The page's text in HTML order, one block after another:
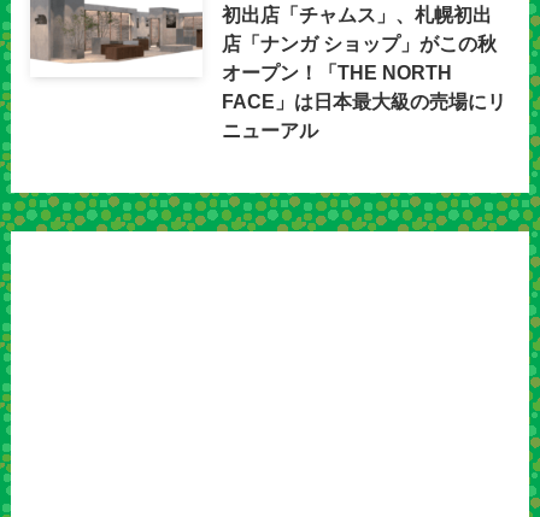
初出店「チャムス」、札幌初出
店「ナンガ ショップ」がこの秋
オープン！「THE NORTH
FACE」は日本最大級の売場にリ
ニューアル